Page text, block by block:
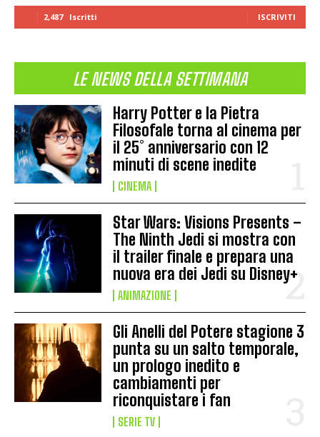
2,487 Iscritti ISCRIVITI
LE NEWS DELLA SETTIMANA
Harry Potter e la Pietra
Filosofale torna al cinema per
il 25° anniversario con 12
minuti di scene inedite
CINEMA
Star Wars: Visions Presents –
The Ninth Jedi si mostra con
il trailer finale e prepara una
nuova era dei Jedi su Disney+
ANIMAZIONE
Gli Anelli del Potere stagione 3
punta su un salto temporale,
un prologo inedito e
cambiamenti per
riconquistare i fan
SERIE TV